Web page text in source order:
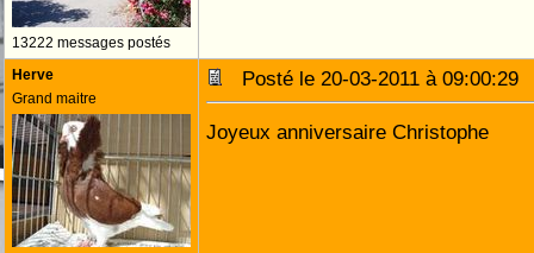
13222 messages postés
Herve
Grand maitre
Posté le 20-03-2011 à
Joyeux anniversaire Christophe